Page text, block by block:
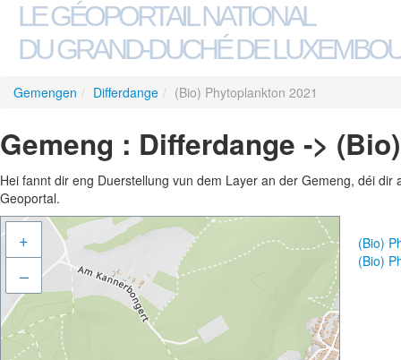
LE GÉOPORTAIL NATIONAL
DU GRAND-DUCHÉ DE
Gemengen / Differdange / (Bio) Phytoplankton 2021
Gemeng : Differdange ->
Hei fannt dir eng Duerstellung vun dem Layer an der Gemeng, déi
Geoportal.
+
–
(Bio)
(Bio)